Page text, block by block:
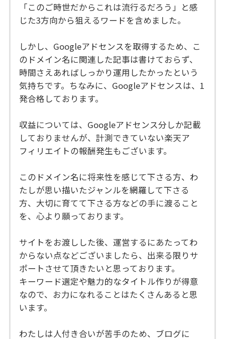
「このご時世だからこれは流行るだろう」と感
じた3方向から狙えるワードを含めました。
しかし、Googleアドセンスを取得するため、こ
のドメイン名に関連した記事は書けておらず、
時間さえあればしっかり運用したかったという
気持ちです。ちなみに、Googleアドセンスは、1
発合格しております。
収益については、Googleアドセンス分しか記載
しておりませんが、計測できていない楽天ア
フィリエイトの報酬発生もございます。
このドメイン名に将来性を感じて下さる方、わ
たしが思い描いたジャンルを網羅して下さる
方、大切に育てて下さる方などの手に渡ること
を、心より願っております。
サイトをお渡しした後、運営するにあたってわ
からない点などございましたら、出来る限りサ
ポートさせて頂きたいと思っております。
キーワード選定や魅力的なタイトル作りが得意
なので、お力になれることはたくさんあると思
います。
わたしは人付き合いが苦手のため、ブログに